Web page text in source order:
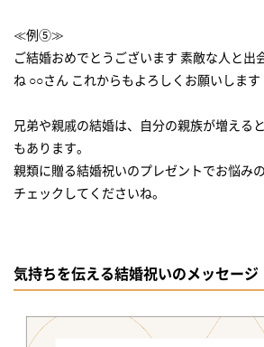
≪例⑤≫
ご結婚おめでとうございます 素敵な人と出
ね ○○さん これからもよろしくお願いします
兄弟や親戚の結婚は、自分の親族が増える
もあります。
親類に贈る結婚祝いのプレゼントでお悩み
チェックしてくださいね。
気持ちを伝える結婚祝いのメッセージ